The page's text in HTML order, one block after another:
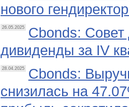
нового
26.05.2025
Cbonds: Совет
дивиденды за IV
28.04.2025
Cbonds:
снизилась на